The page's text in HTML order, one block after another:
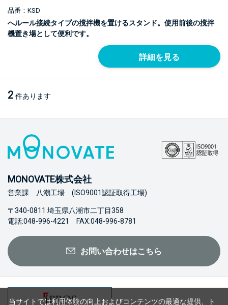
品番：KSD
へルール接続タイプの撹拌機を置けるスタンド。使用前後の撹拌
機置き場として便利です。
詳細を見る
2 件あります
MONOVATE株式会社
営業課 八潮工場 (ISO9001認証取得工場)
〒340-0811 埼玉県八潮市二丁目358
電話:048-996-4221 FAX:048-996-8781
お問い合わせはこちら
当サイトでは利用体験の向上およびコンテンツの最適な提供、ト